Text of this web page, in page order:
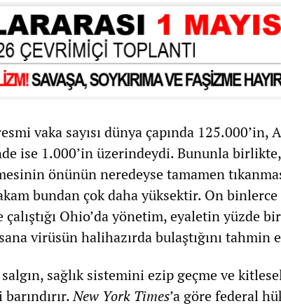
vaka sayısı dünya çapında 125.000’in,
ise 1.000’in üzerindeydi. Bununla birlikte,
önünün neredeyse tamamen
bundan çok daha yüksektir. On
çalıştığı Ohio’da yönetim, eyaletin yüzde
virüsün halihazırda bulaştığını tahmin
sağlık sistemini ezip geçme ve
New York Times’a göre federal